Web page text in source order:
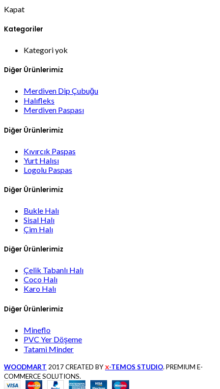
Kapat
Kategoriler
Kategori yok
Diğer Ürünlerimiz
Merdiven Dip Çubuğu
Halıfleks
Merdiven Paspası
Diğer Ürünlerimiz
Kıvırcık Paspas
Yurt Halısı
Logolu Paspas
Diğer Ürünlerimiz
Bukle Halı
Sisal Halı
Çim Halı
Diğer Ürünlerimiz
Çelik Tabanlı Halı
Coco Halı
Karo Halı
Diğer Ürünlerimiz
Mineflo
PVC Yer Döşeme
Tatami Minder
WOODMART 2017 CREATED BY X-TEMOS STUDIO. PREMIUM E-
COMMERCE SOLUTIONS.